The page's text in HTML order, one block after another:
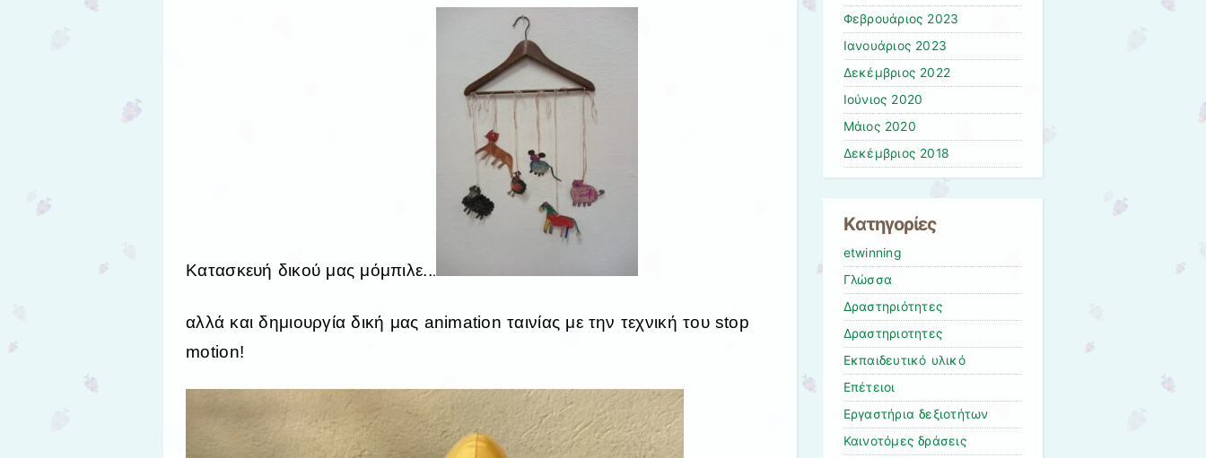
Κατασκευή δικού μας μόμπιλε...
αλλά και δημιουργία δική μας animation ταινίας με την τεχνική του stop
motion!
Φεβρουάριος 2023
Ιανουάριος 2023
Δεκέμβριος 2022
Ιούνιος 2020
Μάιος 2020
Δεκέμβριος 2018
Kατηγορίες
etwinning
Γλώσσα
Δραστηριότητες
Δραστηριοτητες
Εκπαιδευτικό υλικό
Επέτειοι
Εργαστήρια δεξιοτήτων
Καινοτόμες δράσεις